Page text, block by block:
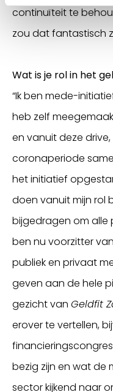
continuïteit te
zou dat fantastisch
Wat is je rol in het
“Ik ben mede-
heb zelf
en vanuit deze
coronaperiode
het initiatief
doen vanuit mijn rol
bijgedragen om alle
ben nu voorzitter
publiek en privaat
geven aan de hele
gezicht van Geldfit
erover te vertellen,
bezig zijn en wat de
sector kijkend naar